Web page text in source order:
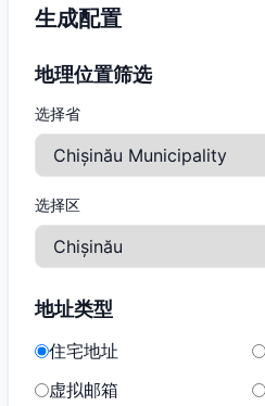
生成配置
地理位置筛选
选择省
选择区
地址类型
住宅地址
虚拟邮箱